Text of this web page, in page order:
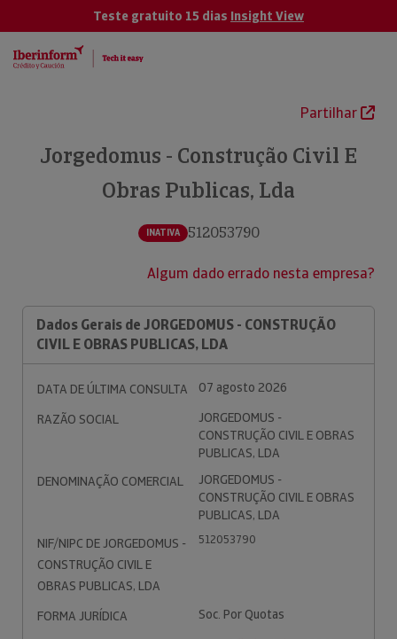
Teste gratuito 15 dias Insight View
Partilhar
Jorgedomus - Construção Civil E
Obras Publicas, Lda
INATIVA 512053790
Algum dado errado nesta empresa?
Dados Gerais de JORGEDOMUS - CONSTRUÇÃO
CIVIL E OBRAS PUBLICAS, LDA
DATA DE ÚLTIMA CONSULTA
07 agosto 2026
RAZÃO SOCIAL
JORGEDOMUS -
CONSTRUÇÃO CIVIL E OBRAS
PUBLICAS, LDA
DENOMINAÇÃO COMERCIAL
JORGEDOMUS -
CONSTRUÇÃO CIVIL E OBRAS
PUBLICAS, LDA
NIF/NIPC DE JORGEDOMUS -
CONSTRUÇÃO CIVIL E
OBRAS PUBLICAS, LDA
512053790
FORMA JURÍDICA
Soc. Por Quotas